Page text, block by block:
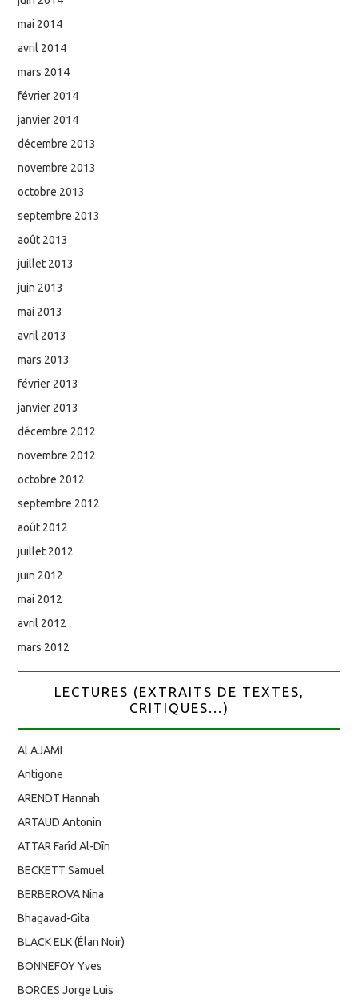
mai 2014
avril 2014
mars 2014
février 2014
janvier 2014
décembre 2013
novembre 2013
octobre 2013
septembre 2013
août 2013
juillet 2013
juin 2013
mai 2013
avril 2013
mars 2013
février 2013
janvier 2013
décembre 2012
novembre 2012
octobre 2012
septembre 2012
août 2012
juillet 2012
juin 2012
mai 2012
avril 2012
mars 2012
LECTURES (EXTRAITS DE TEXTES,
CRITIQUES...)
Al AJAMI
Antigone
ARENDT Hannah
ARTAUD Antonin
ATTAR Farîd Al-Dîn
BECKETT Samuel
BERBEROVA Nina
Bhagavad-Gita
BLACK ELK (Élan Noir)
BONNEFOY Yves
BORGES Jorge Luis